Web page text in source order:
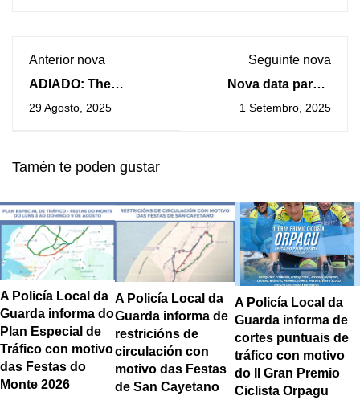
Anterior nova
ADIADO: The
Rapants amenizan o
29 Agosto, 2025
Seguinte nova
Nova data para o
concerto de The
1 Setembro, 2025
Tamén te poden gustar
A Policía Local da
Guarda informa do
Plan Especial de
Tráfico con motivo
das Festas do
Monte 2026
A Policía Local da
Guarda informa de
restricións de
circulación con
motivo das Festas
de San Cayetano
A Policía Local da
Guarda informa de
cortes puntuais de
tráfico con motivo
do II Gran Premio
Ciclista Orpagu